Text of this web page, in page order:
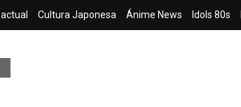
Cultura Japonesa Ánime News Idols 80s